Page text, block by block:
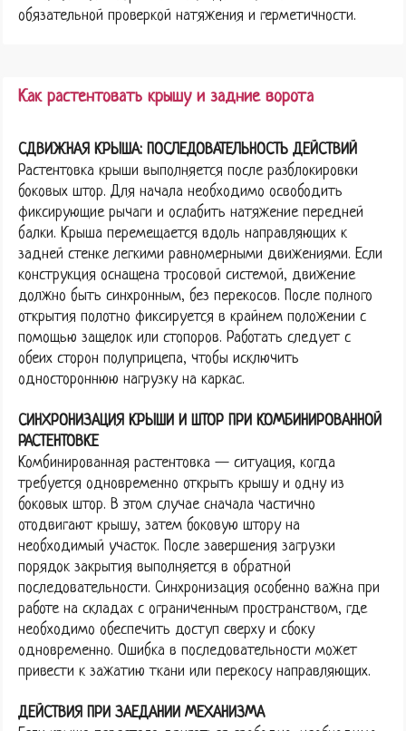
обязательной проверкой натяжения и герметичности.
Как растентовать крышу и задние ворота
СДВИЖНАЯ КРЫША: ПОСЛЕДОВАТЕЛЬНОСТЬ ДЕЙСТВИЙ
Растентовка крыши выполняется после разблокировки
боковых штор. Для начала необходимо освободить
фиксирующие рычаги и ослабить натяжение передней
балки. Крыша перемещается вдоль направляющих к
задней стенке легкими равномерными движениями. Если
конструкция оснащена тросовой системой, движение
должно быть синхронным, без перекосов. После полного
открытия полотно фиксируется в крайнем положении с
помощью защелок или стопоров. Работать следует с
обеих сторон полуприцепа, чтобы исключить
одностороннюю нагрузку на каркас.
СИНХРОНИЗАЦИЯ КРЫШИ И ШТОР ПРИ КОМБИНИРОВАННОЙ
РАСТЕНТОВКЕ
Комбинированная растентовка — ситуация, когда
требуется одновременно открыть крышу и одну из
боковых штор. В этом случае сначала частично
отодвигают крышу, затем боковую штору на
необходимый участок. После завершения загрузки
порядок закрытия выполняется в обратной
последовательности. Синхронизация особенно важна при
работе на складах с ограниченным пространством, где
необходимо обеспечить доступ сверху и сбоку
одновременно. Ошибка в последовательности может
привести к зажатию ткани или перекосу направляющих.
ДЕЙСТВИЯ ПРИ ЗАЕДАНИИ МЕХАНИЗМА